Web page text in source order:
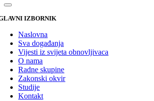
IZBORNIK
Naslovna
Sva događanja
Vijesti iz svijeta obnovljivaca
O nama
Radne skupine
Zakonski okvir
Studije
Kontakt